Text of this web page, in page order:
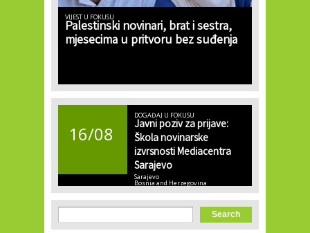
VIJEST U FOKUSU
Palestinski novinari, brat i sestra,
mjesecima u pritvoru bez suđenja
16/08
DOGAĐAJ U FOKUSU
Javni poziv za prijave:
Škola novinarske
izvrsnosti Mediacentra
Sarajevo
Sarajevo
Bosnia and Herzegovina
Search form
Search